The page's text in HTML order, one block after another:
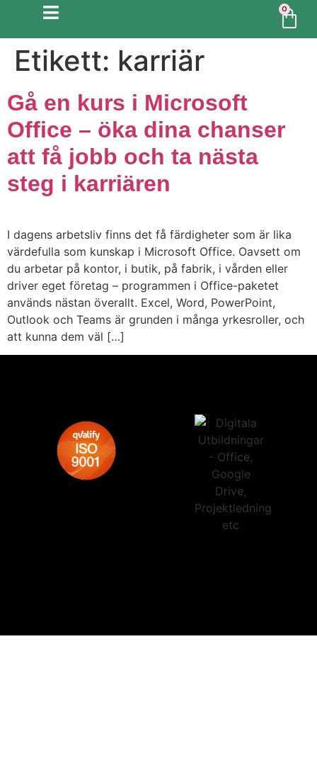
0
Etikett: karriär
Gå en kurs i Microsoft
Office – öka dina chanser
att få jobb och ta nästa
steg i karriären
I dagens arbetsliv finns det få färdigheter som är lika
värdefulla som kunskap i Microsoft Office. Oavsett om
du arbetar på kontor, i butik, på fabrik, i vården eller
driver eget företag – programmen i Office-paketet
används nästan överallt. Excel, Word, PowerPoint,
Outlook och Teams är grunden i många yrkesroller, och
att kunna dem väl […]